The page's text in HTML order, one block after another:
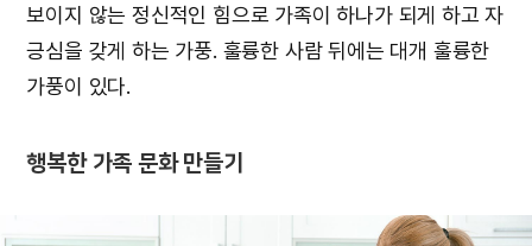
보이지 않는 정신적인 힘으로 가족이 하나가 되게 하고 자
긍심을 갖게 하는 가풍. 훌륭한 사람 뒤에는 대개 훌륭한
가풍이 있다.
행복한 가족 문화 만들기